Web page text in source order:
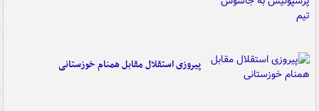
پیروزی استقلال مقابل همنام خوزستانی